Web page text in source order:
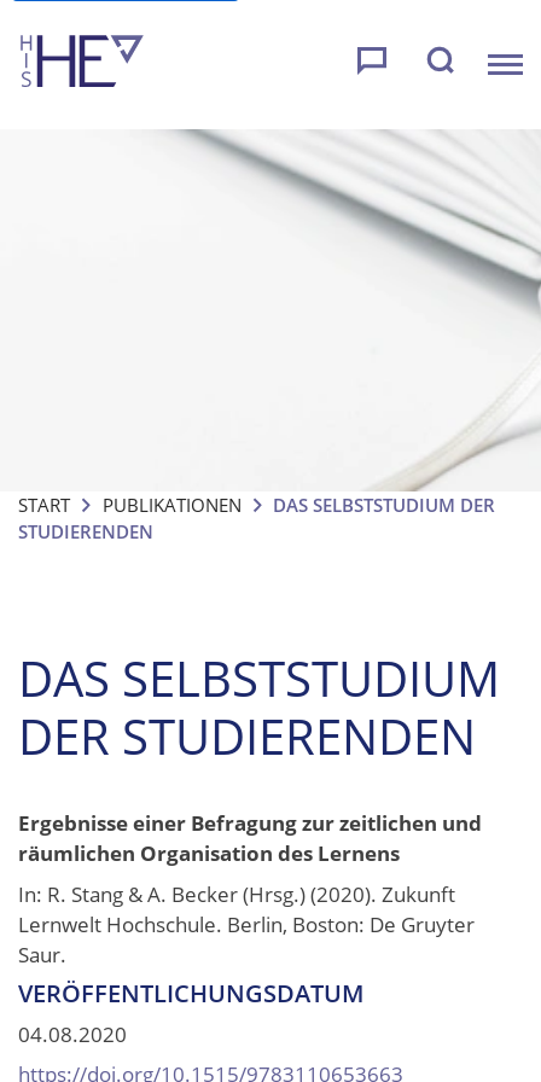
START PUBLIKATIONEN
DAS SELBSTSTUDIUM DER
STUDIERENDEN
DAS SELBSTSTUDIUM
DER STUDIERENDEN
Ergebnisse einer Befragung zur zeitlichen und
räumlichen Organisation des Lernens
In: R. Stang & A. Becker (Hrsg.) (2020). Zukunft
Lernwelt Hochschule. Berlin, Boston: De Gruyter
Saur.
VERÖFFENTLICHUNGSDATUM
04.08.2020
https://doi.org/10.1515/9783110653663